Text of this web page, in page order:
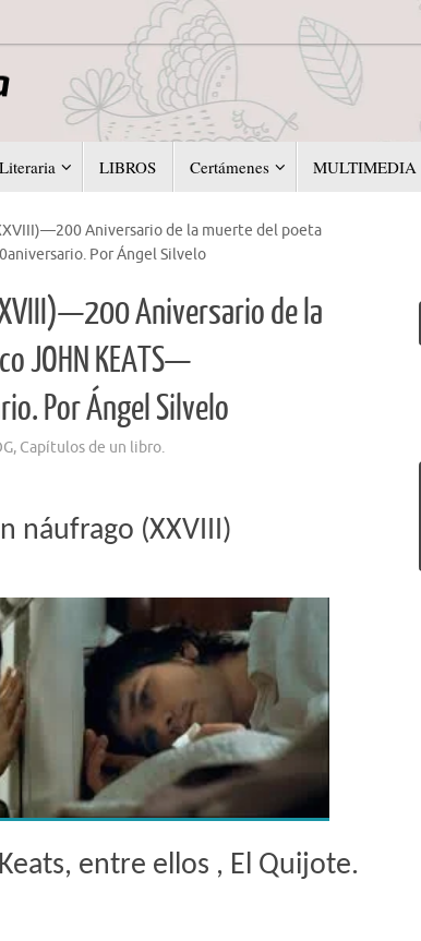
LIBROS Certámenes MULTIMEDIA
Aniversario de la muerte del poeta
Por Ángel Silvelo
Aniversario de la
JOHN KEATS—
Por Ángel Silvelo
, Capítulos de un libro.
náufrago (XXVIII)
entre ellos , El Quijote.